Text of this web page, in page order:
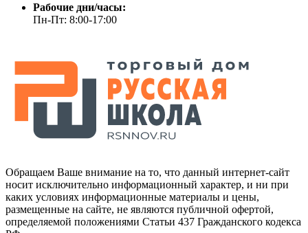
Рабочие дни/часы:
Пн-Пт: 8:00-17:00
Обращаем Ваше внимание на то, что данный интернет-сайт
носит исключительно информационный характер, и ни при
каких условиях информационные материалы и цены,
размещенные на сайте, не являются публичной офертой,
определяемой положениями Статьи 437 Гражданского кодекса